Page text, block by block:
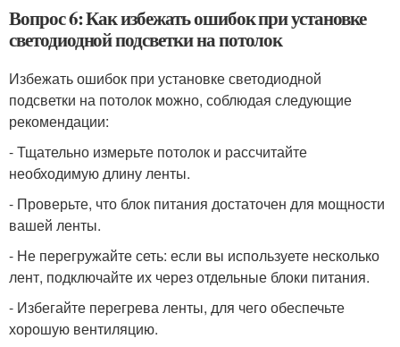
Вопрос 6: Как избежать ошибок при установке
светодиодной подсветки на потолок
Избежать ошибок при установке светодиодной
подсветки на потолок можно, соблюдая следующие
рекомендации:
- Тщательно измерьте потолок и рассчитайте
необходимую длину ленты.
- Проверьте, что блок питания достаточен для мощности
вашей ленты.
- Не перегружайте сеть: если вы используете несколько
лент, подключайте их через отдельные блоки питания.
- Избегайте перегрева ленты, для чего обеспечьте
хорошую вентиляцию.